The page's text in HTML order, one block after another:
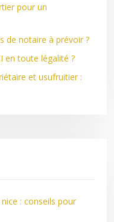
pour un
de notaire à prévoir ?
en toute légalité ?
et usufruitier :
: conseils pour